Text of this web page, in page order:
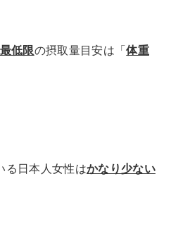
最低限の摂取量目安は「体重
る日本人女性はかなり少ない